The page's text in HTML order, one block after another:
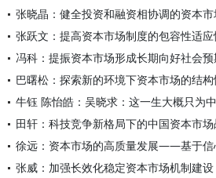
张晓晶：健全投资和融资相协调的资本
冯科：提振资本市场形成长期向好社会预
巴曙松：探索新的环境下资本市场的结
牛钰 陈怡皓：吴晓求：这一生大概只为
田轩：科技竞争新格局下的中国资本市
徐远：资本市场的高质量发展——基于信
张威：加强长效化稳定资本市场机制建设